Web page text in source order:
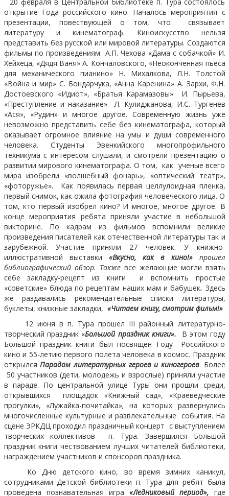
открытие Года российского кино. Началось мероприятия с
презентации, повествующей о том, что связывает
литературу и кинематограф. Киноискусство нельзя
представить без русской или мировой литературы. Создаются
фильмы по произведениям А.П. Чехова «Дама с собачкой» И.
Хейхеца, «Дядя Ваня» А. Кончаловского, «Неоконченная пьеса
для механического пианино» Н. Михалкова, Л.Н. Толстой
«Война и мир» С. Бондарчука, «Анна Каренина» А. Зархи, Ф.Н.
Достоевского «Идиот», «Братья Карамазовы» И. Пырьева,
«Преступление и наказание» Л. Кулиджанова, И.С. Тургенев
«Ася», «Рудин» и многое другое. Современную жизнь уже
невозможно представить себе без кинематографа, который
оказывает огромное влияние на умы и души современного
человека. Студенты Эвенкийского многопрофильного
техникума с интересом слушали, и смотрели презентацию о
развитии мирового кинематографа. О том, как ученые всего
мира изобрели «волшебный фонарь», «оптический театр»,
«фоторужье». Как появилась первая целлулоидная пленка,
первый снимок, как ожила фотография человеческого лица. О
том, кто первый изобрел кино? И многое, многое другое. В
конце мероприятия ребята приняли участие в небольшой
викторине. По кадрам из фильмов вспомнили великие
произведения писателей как отечественной литературы так и
зарубежной. Участие приняли 27 человек. У книжно-
иллюстративной выставки «Вкусно, как в кино!» прошел
библиографический обзор. Такжевсе желающие могли взять
себе закладку-рецепт из книги и вспомнить простые
«советские» блюда по рецептам наших мам и бабушек. Здесь
же раздавались рекомендательные списки литературы,
буклеты, книжные закладки, «Читаем книгу, смотрим фильм!»
12 июня в п. Тура прошел IIIрайонный литературно-
творческий праздник «Большой праздник книги».
В этом году
Большой праздник книги был посвящен Году Российского
кино и 55-летию первого полета человека в космос. Праздник
открылсяПарадом литературных героев и киногероев. Более
50 участников (дети, молодежь и взрослые) приняли участие
в параде. По центральной улице Туры они прошли среди,
открывшихся площадок «Книжный сад», «Краеведческие
прогулки», «Лужайка-почитайка», на которых развернулись
многочисленные культурные и развлекательные события. На
сцене ЭРКДЦ проходил праздничный концерт с выступлением
творческих коллективов п. Тура. Завершился Большой
праздник книги чествованием лучших читателей библиотеки,
награждением участников и спонсоров праздника.
Ко Дню детского кино, во время зимних каникул,
сотрудниками Детской библиотеки п. Тура для ребят была
проведена познавательная игра «Ледниковый период», где